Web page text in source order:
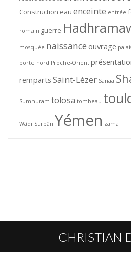
Construction eau enceinte entrée
romain guerre
mosquée naissance ouvrage
porte nord Proche-Orient
remparts Saint-Lézer Sanaa
Sumhuram tolosa tombeau
Wâdi Surbân Yémen zama
CHRISTIAN